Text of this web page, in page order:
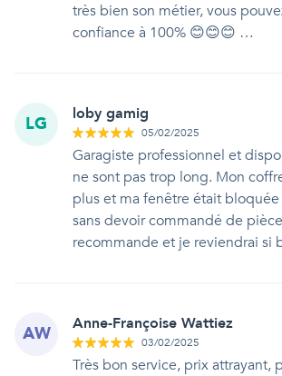
très bien son métier, vous
confiance à 100% 😊😊😊 …
LG loby gamig
05/02/2025
Garagiste professionnel et
ne sont pas trop long. Mon
plus et ma fenêtre était bloquée
sans devoir commandé de
recommande et je reviendrai si
AW Anne-Françoise Wattiez
03/02/2025
Très bon service, prix attrayant,